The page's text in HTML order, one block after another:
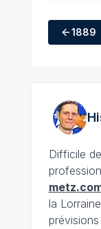
1889
Difficile
la
prévisions